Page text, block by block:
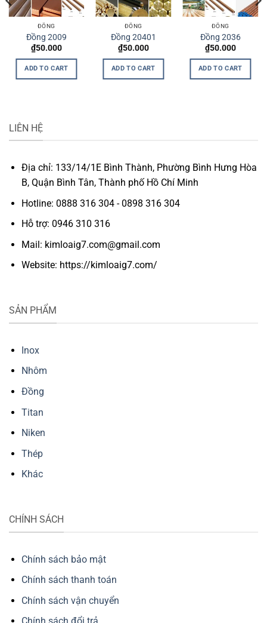
ĐỒNG
Đồng 2009
₫50.000
ADD TO CART
ĐỒNG
Đồng 20401
₫50.000
ADD TO CART
ĐỒNG
Đồng 2036
₫50.000
ADD TO CART
LIÊN HỆ
Địa chỉ: 133/14/1E Bình Thành, Phường Bình Hưng Hòa
B, Quận Bình Tân, Thành phố Hồ Chí Minh
Hotline: 0888 316 304 - 0898 316 304
Hỗ trợ: 0946 310 316
Mail: kimloaig7.com@gmail.com
Website: https://kimloaig7.com/
SẢN PHẨM
Inox
Nhôm
Đồng
Titan
Niken
Thép
Khác
CHÍNH SÁCH
Chính sách bảo mật
Chính sách thanh toán
Chính sách vận chuyển